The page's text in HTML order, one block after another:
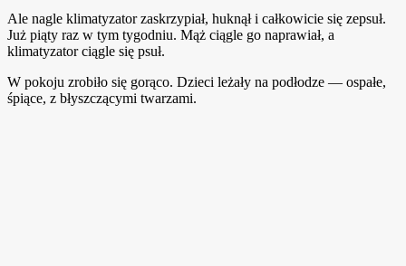
Ale nagle klimatyzator zaskrzypiał, huknął i całkowicie się zepsuł.
Już piąty raz w tym tygodniu. Mąż ciągle go naprawiał, a
klimatyzator ciągle się psuł.
W pokoju zrobiło się gorąco. Dzieci leżały na podłodze — ospałe,
śpiące, z błyszczącymi twarzami.